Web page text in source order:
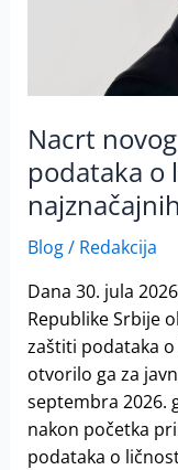
Nacrt
podataka o
Blog/ Redakcija
Dana 30. jula
Republike Srbije
zaštiti podataka
otvorilo ga za
septembra 2026.
nakon početka
podataka o
najznačajnih
novina